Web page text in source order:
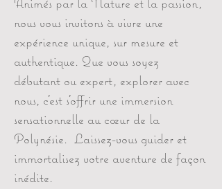
nous vous invitons à vivre une
expérience unique, sur mesure et
authentique. Que vous soyez
débutant ou expert, explorer avec
nous, c’est s’offrir une immersion
sensationnelle au cœur de la
Polynésie. Laissez-vous guider et
immortalisez votre aventure de façon
inédite.